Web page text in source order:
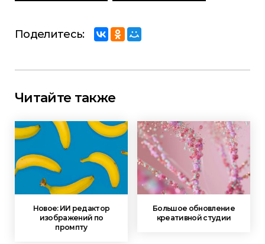
Поделитесь:
Читайте также
Новое: ИИ редактор
изображений по
промпту
Большое обновление
креативной студии